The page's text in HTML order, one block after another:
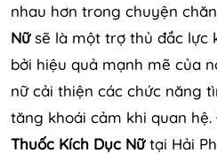
nhau hơn trong chuyện
Nữsẽ là một trợ thủ đắc lực
bởi hiệu quả mạnh mẽ của
nữ cải thiện các chức năng
tăng khoái cảm khi quan
Thuốc Kích Dục Nữtại Hải